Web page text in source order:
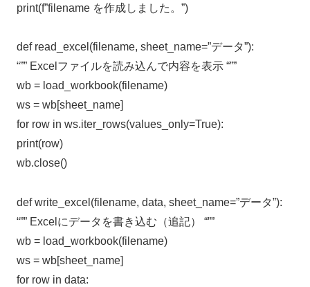
print(f”filename を作成しました。”)
def read_excel(filename, sheet_name=”データ”):
“”” Excelファイルを読み込んで内容を表示 “””
wb = load_workbook(filename)
ws = wb[sheet_name]
for row in ws.iter_rows(values_only=True):
print(row)
wb.close()
def write_excel(filename, data, sheet_name=”データ”):
“”” Excelにデータを書き込む（追記） “””
wb = load_workbook(filename)
ws = wb[sheet_name]
for row in data: